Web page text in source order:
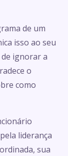
de um
isso ao seu
ignorar a
o
como
liderança
sua